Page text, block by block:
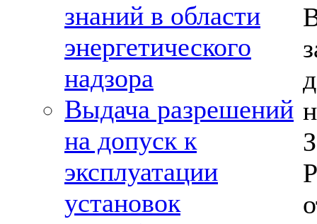
знаний в области
энергетического
надзора
Выдача разрешений
на допуск к
эксплуатации
установок